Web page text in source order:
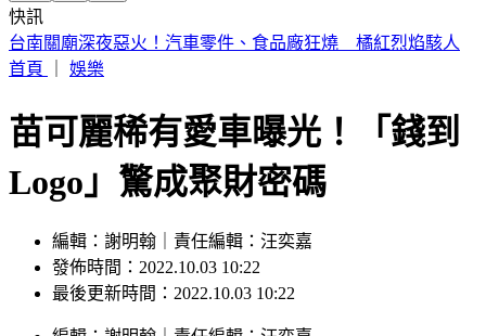
快訊
毒油衝擊？卓榮泰不滿意度「半年來最高」 賴政府最新民調
曝
苗可麗稀有愛車曝光！「錢到
Logo」驚成聚財密碼
編輯：謝明翰｜責任編輯：汪奕嘉
發佈時間：2022.10.03 10:22